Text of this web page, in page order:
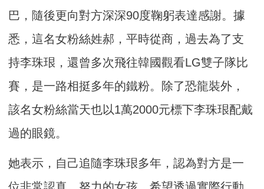
巴，隨後更向對方深深90度鞠躬表達感謝。據
悉，這名女粉絲姓郝，平時從商，過去為了支
持李珠珢，還曾多次飛往韓國觀看LG雙子隊比
賽，是一路相挺多年的鐵粉。除了恐龍裝外，
該名女粉絲當天也以1萬2000元標下李珠珢配戴
過的眼鏡。
她表示，自己追隨李珠珢多年，認為對方是一